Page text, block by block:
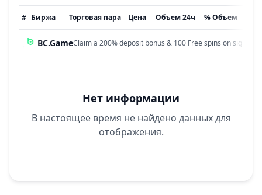
# Биржа Торговая пара Цена Объем 24ч % Объем
BC.GameClaim a 200% deposit bonus & 100 Free spins on sign up!
Нет информации
В настоящее время не найдено данных для
отображения.